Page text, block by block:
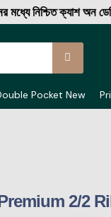
ক্যাশ অন
Pocket New
2/2